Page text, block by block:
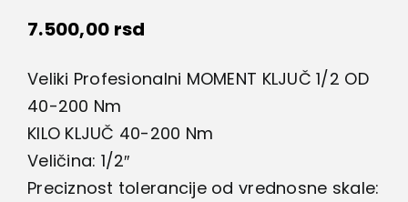
7.500,00 rsd
Veliki Profesionalni MOMENT KLJUČ 1/2 OD
40-200 Nm
KILO KLJUČ 40-200 Nm
Veličina: 1/2″
Preciznost tolerancije od vrednosne skale: